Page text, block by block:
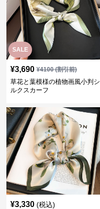
SALE
¥3,690 ¥4100(割引前)
草花と葉模様の植物画風小判シ
ルクスカーフ
¥3,330 (税込)